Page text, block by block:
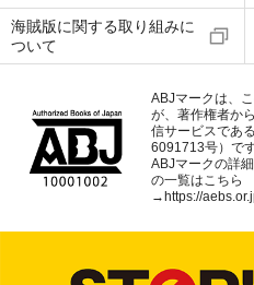
海賊版に関する取り組みに
ついて
ABJマークは、
が、著作権者か
信サービスであ
6091713号）です
ABJマークの詳
の一覧はこちら
→ https://